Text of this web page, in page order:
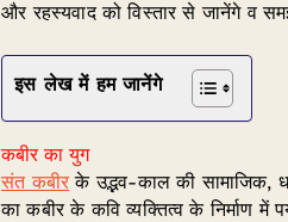
और रहस्यवाद को विस्तार से जानेंगे व
इस लेख में हम जानेंगे
कबीर का युग
संत कबीर के उद्भव-काल की सामाजिक,
का कबीर के कवि व्यक्तित्व के निर्माण में